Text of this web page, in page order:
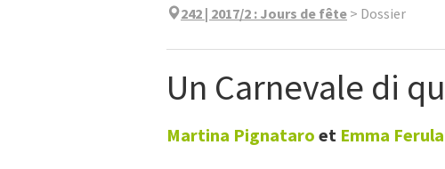
242 | 2017/2 : Jours de fête > Dossier
Un Carnevale di
Martina Pignataro et Emma